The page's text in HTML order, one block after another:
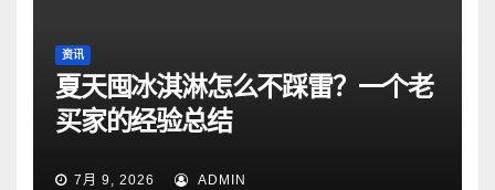
资讯
夏天囤冰淇淋怎么不踩雷？一个老
买家的经验总结
7月 9, 2026 ADMIN